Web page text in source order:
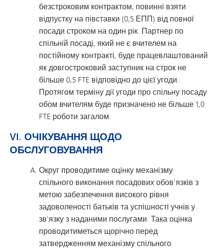
безстроковим контрактом, повинні взяти
відпустку на півставки (0,5 ЕПП) від повної
посади строком на один рік. Партнер по
спільній посаді, який не є вчителем на
постійному контракті, буде працевлаштований
як довгостроковий заступник на строк не
більше 0,5 FTE відповідно до цієї угоди.
Протягом терміну дії угоди про спільну посаду
обом вчителям буде призначено не більше 1,0
FTE роботи загалом.
VI. ОЧІКУВАННЯ ЩОДО
ОБСЛУГОВУВАННЯ
Округ проводитиме оцінку механізму
спільного виконання посадових обов’язків з
метою забезпечення високого рівня
задоволеності батьків та успішності учнів у
зв’язку з наданими послугами. Така оцінка
проводитиметься щорічно перед
затвердженням механізму спільного